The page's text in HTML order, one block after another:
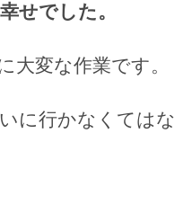
せでした。
大変な作業です。
に行かなくてはな